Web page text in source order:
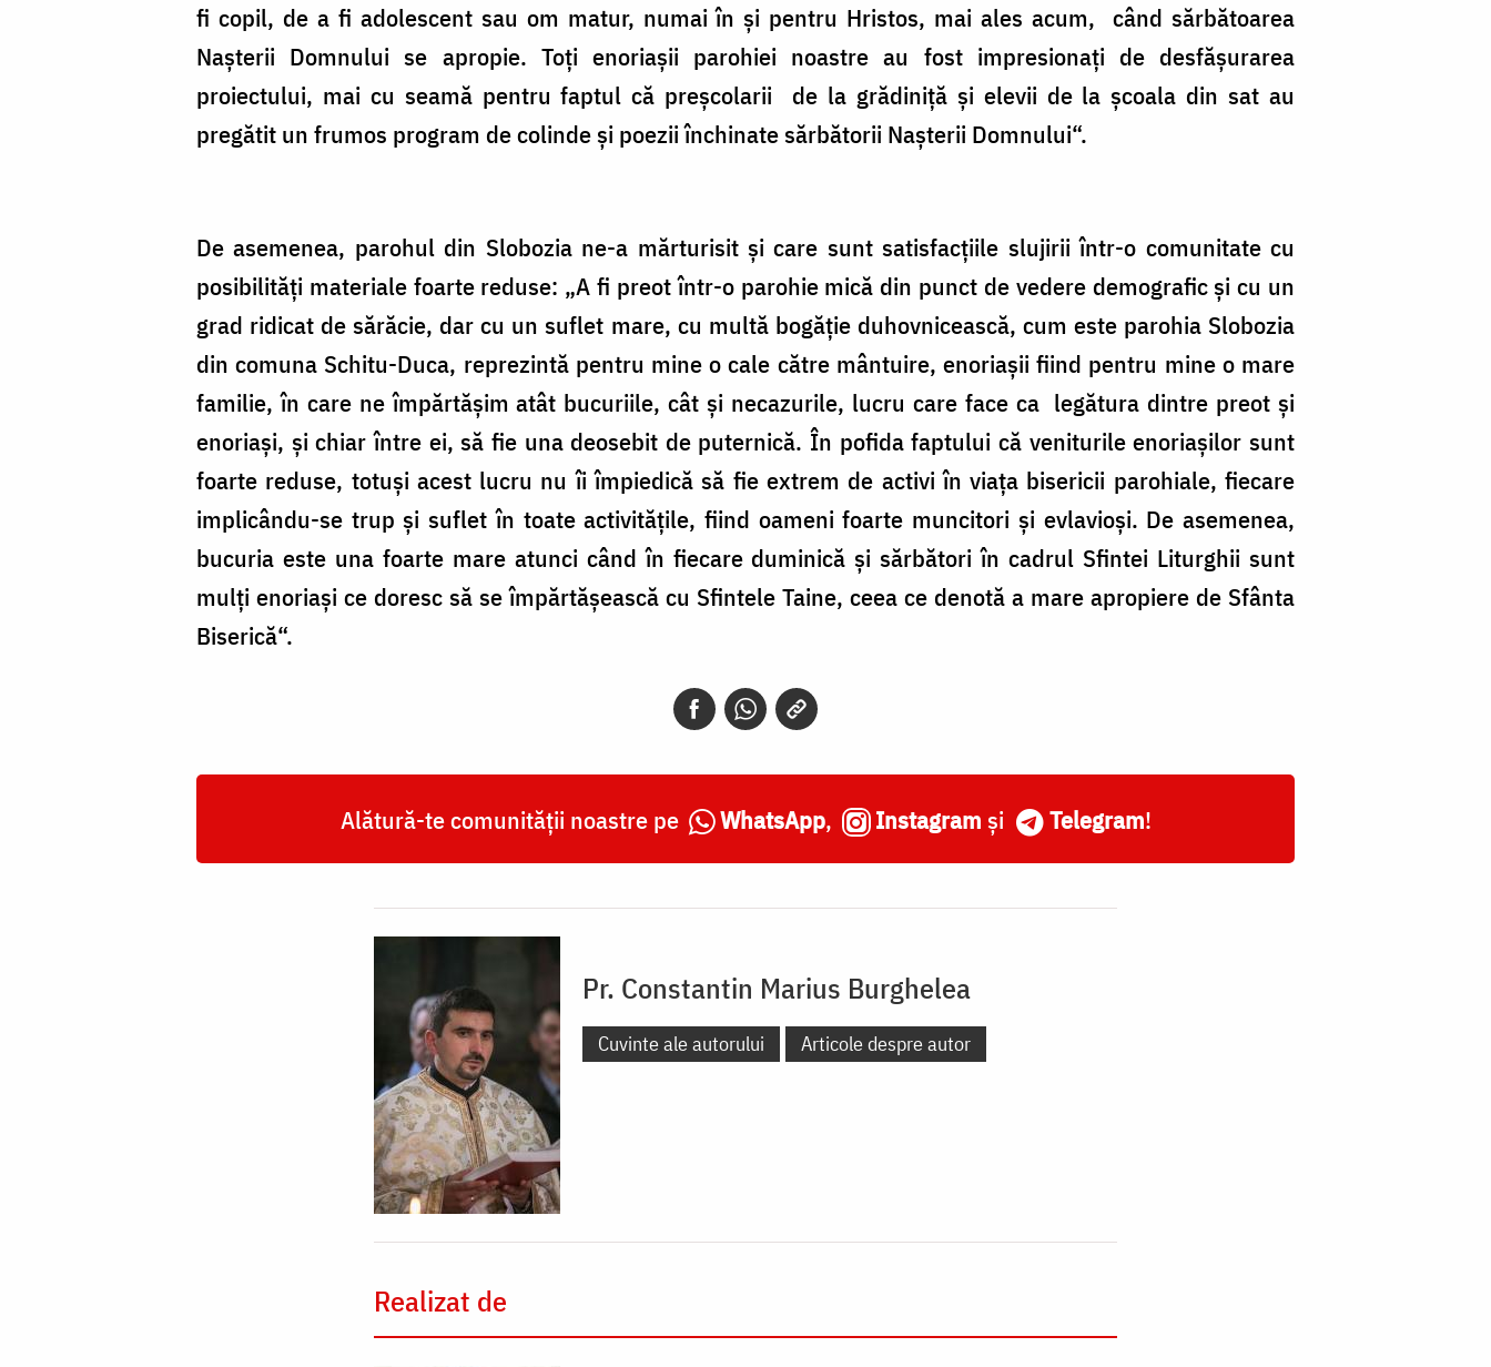
fi copil, de a fi adolescent sau om matur, numai în şi pentru Hristos, mai ales acum, când sărbătoarea
Naşterii Domnului se apropie. Toţi enoriaşii parohiei noastre au fost impresionaţi de desfăşurarea
proiectului, mai cu seamă pentru faptul că preşcolarii de la grădiniţă şi elevii de la şcoala din sat au
pregătit un frumos program de colinde şi poezii închinate sărbătorii Naşterii Domnului“.
De asemenea, parohul din Slobozia ne-a mărturisit şi care sunt satisfacţiile slujirii într-o comunitate cu
posibilităţi materiale foarte reduse: „A fi preot într-o parohie mică din punct de vedere demografic şi cu un
grad ridicat de sărăcie, dar cu un suflet mare, cu multă bogăţie duhovnicească, cum este parohia Slobozia
din comuna Schitu-Duca, reprezintă pentru mine o cale către mântuire, enoriaşii fiind pentru mine o mare
familie, în care ne împărtăşim atât bucuriile, cât şi necazurile, lucru care face ca legătura dintre preot şi
enoriaşi, şi chiar între ei, să fie una deosebit de puternică. În pofida faptului că veniturile enoriaşilor sunt
foarte reduse, totuşi acest lucru nu îi împiedică să fie extrem de activi în viaţa bisericii parohiale, fiecare
implicându-se trup şi suflet în toate activităţile, fiind oameni foarte muncitori şi evlavioşi. De asemenea,
bucuria este una foarte mare atunci când în fiecare duminică şi sărbători în cadrul Sfintei Liturghii sunt
mulţi enoriaşi ce doresc să se împărtăşească cu Sfintele Taine, ceea ce denotă a mare apropiere de Sfânta
Biserică“.
Alătură-te comunității noastre pe WhatsApp, Instagram și Telegram!
Pr. Constantin Marius Burghelea
Cuvinte ale autorului Articole despre autor
Realizat de